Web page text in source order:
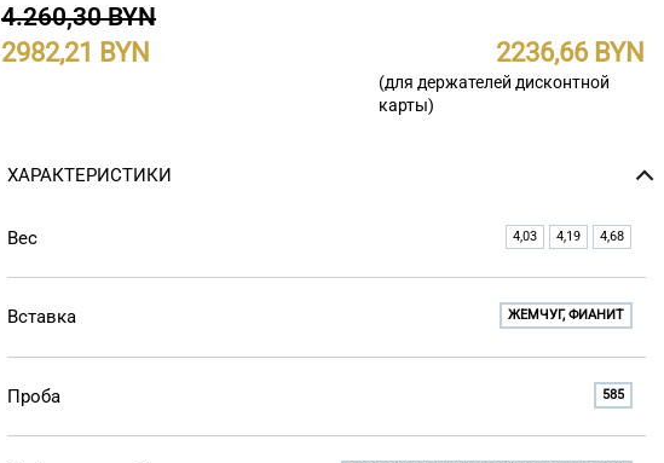
4.260,30 BYN
2982,21 2236,66
(для держателей дисконтной
карты)
ХАРАКТЕРИСТИКИ
Вес 4,03 4,19 4,68
Вставка ЖЕМЧУГ, ФИАНИТ
Проба 585